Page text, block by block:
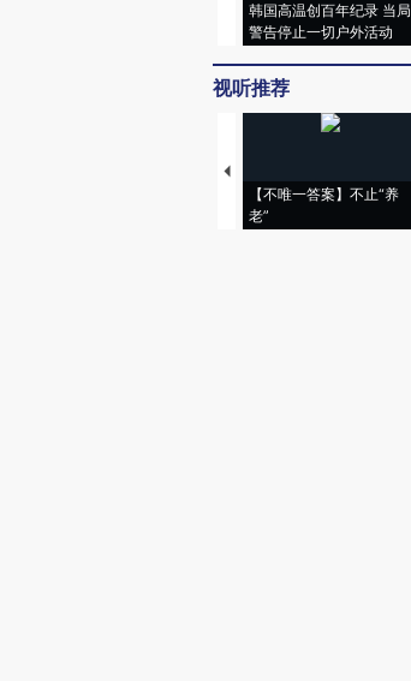
韩国高温创百年纪录 当局
警告停止一切户外活动
视听推荐
【不唯一答案】不止“养
老”